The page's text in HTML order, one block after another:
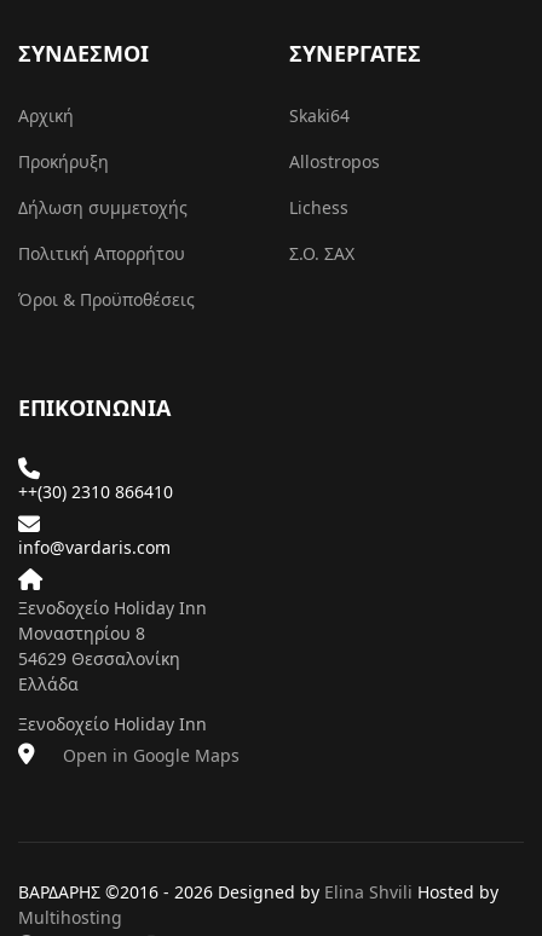
ΣΥΝΔΕΣΜΟΙ
Αρχική
Προκήρυξη
Δήλωση συμμετοχής
Πολιτική Απορρήτου
Όροι & Προϋποθέσεις
ΣΥΝΕΡΓΑΤΕΣ
Skaki64
Allostropos
Lichess
Σ.Ο. ΣΑΧ
ΕΠΙΚΟΙΝΩΝΙΑ
++(30) 2310 866410
info@vardaris.com
Ξενοδοχείο Holiday Inn
Μοναστηρίου 8
54629 Θεσσαλονίκη
Ελλάδα
Ξενοδοχείο Holiday Inn
Open in Google Maps
ΒΑΡΔΑΡΗΣ ©2016 - 2026 Designed by Elina Shvili Hosted by
Multihosting